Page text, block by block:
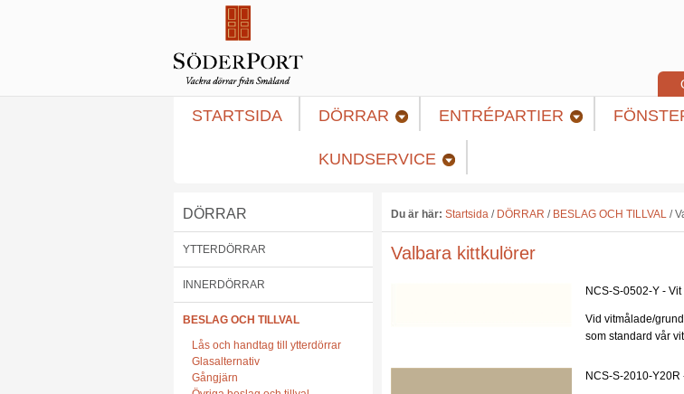
STARTSIDA DÖRRAR ENTRÉPARTIER
KUNDSERVICE
DÖRRAR
YTTERDÖRRAR
INNERDÖRRAR
BESLAG OCH TILLVAL
Lås och handtag till ytterdörrar
Glasalternativ
Gångjärn
Du är här: Startsida / DÖRRAR / BESLAG OCH TILLVAL /
Valbara kittkulörer
NCS-S-0502-Y - Vit
Vid vitmålade/
som standard vår
NCS-S-2010-Y20R